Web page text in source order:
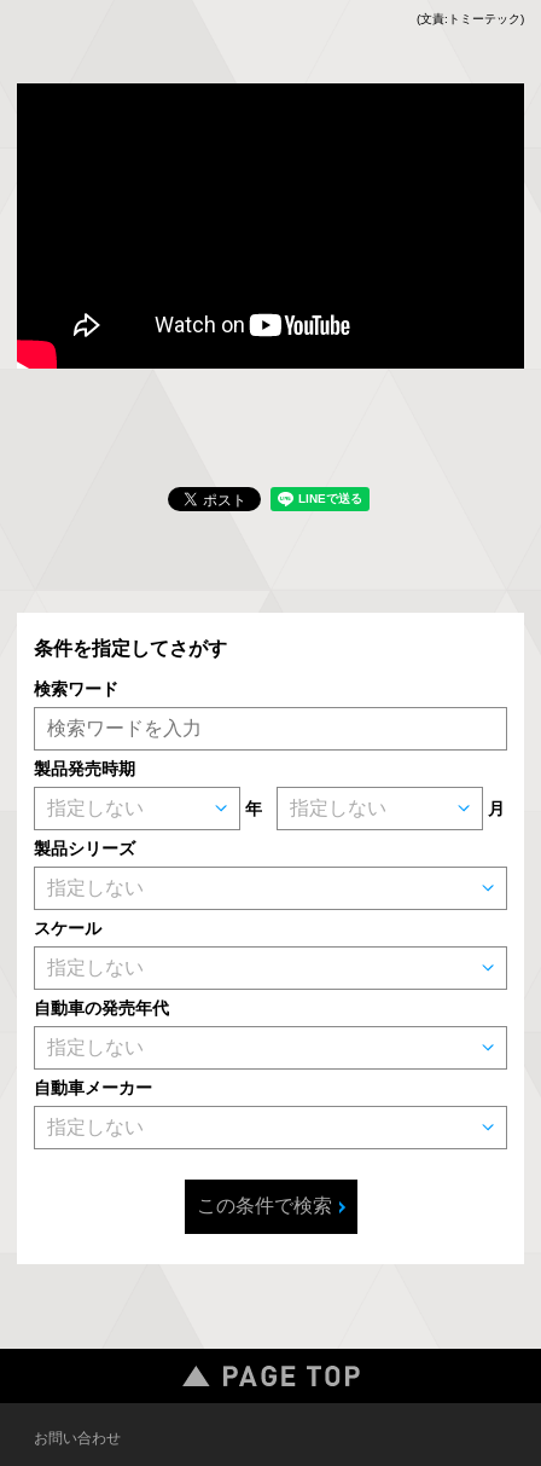
(文責:トミーテック)
条件を指定してさがす
検索ワード
製品発売時期
年 月
製品シリーズ
スケール
自動車の発売年代
自動車メーカー
この条件で検索
お問い合わせ